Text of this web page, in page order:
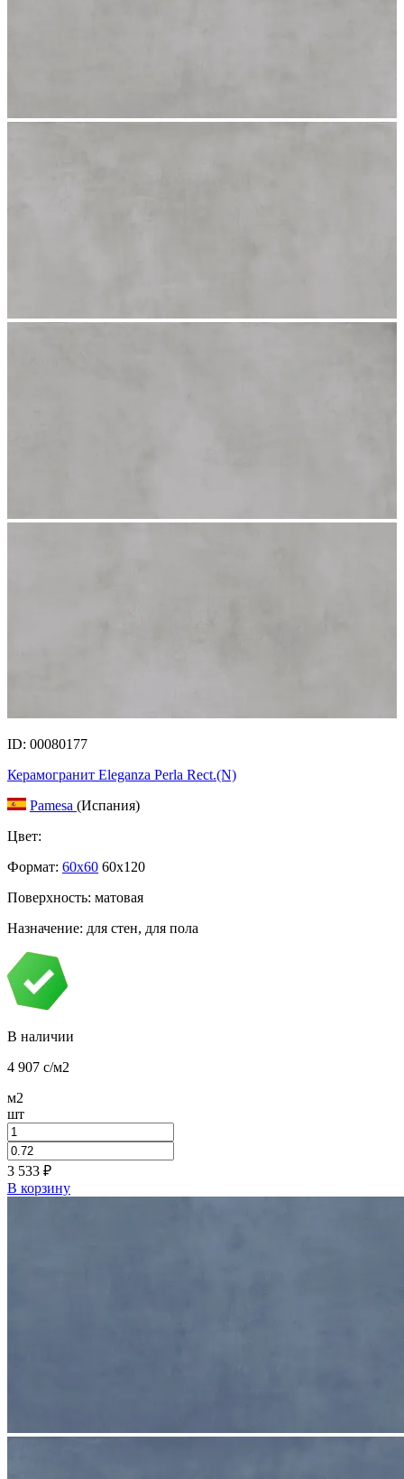
ID: 00080177
Керамогранит Eleganza Perla Rect.(N)
Pamesa (Испания)
Цвет:
Формат: 60x60 60x120
Поверхность: матовая
Назначение: для стен, для пола
В наличии
4 907 c/м2
м2
шт
3 533 ₽
В корзину